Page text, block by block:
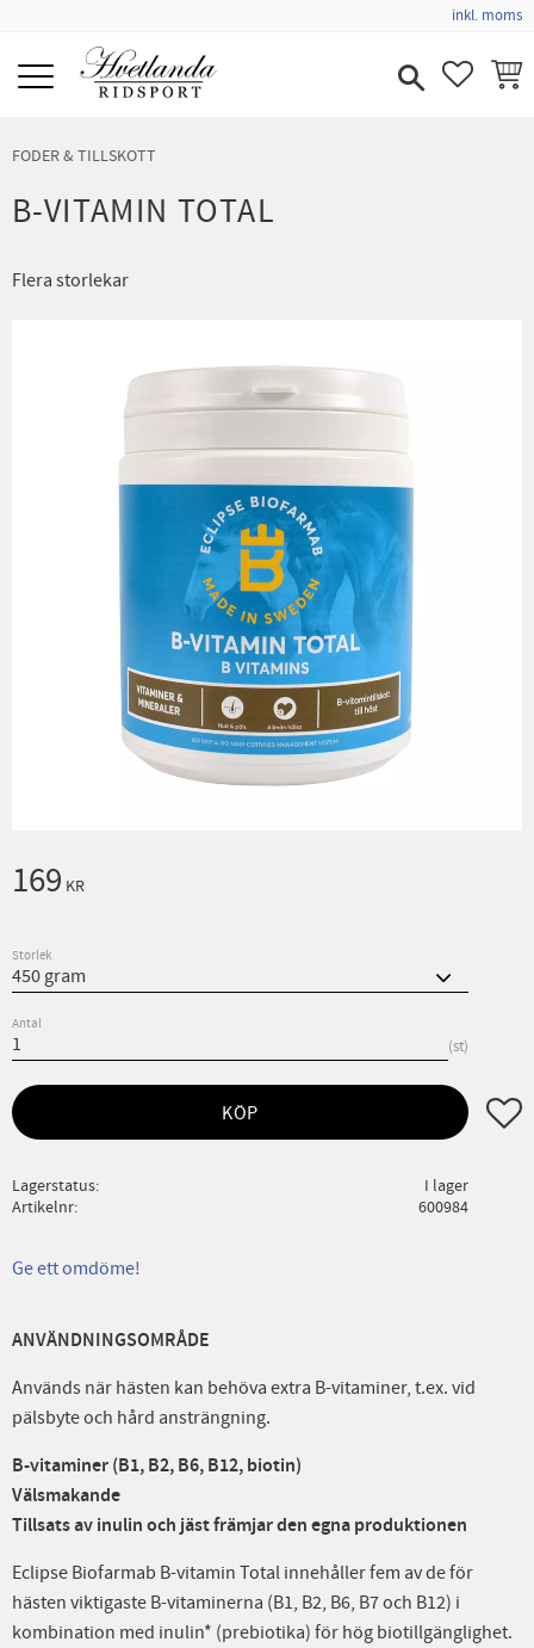
inkl. moms
FODER & TILLSKOTT
B-VITAMIN TOTAL
Flera storlekar
169 KR
Storlek
Antal
st
KÖP Lägg
Lagerstatus
I lager
Artikelnr
600984
Ge ett omdöme!
ANVÄNDNINGSOMRÅDE
Används när hästen kan behöva extra B-vitaminer, t.ex. vid
pälsbyte och hård ansträngning.
B-vitaminer (B1, B2, B6, B12, biotin)
Välsmakande
Tillsats av inulin och jäst främjar den egna produktionen
Eclipse Biofarmab B-vitamin Total innehåller fem av de för
hästen viktigaste B-vitaminerna (B1, B2, B6, B7 och B12) i
kombination med inulin* (prebiotika) för hög biotillgänglighet.